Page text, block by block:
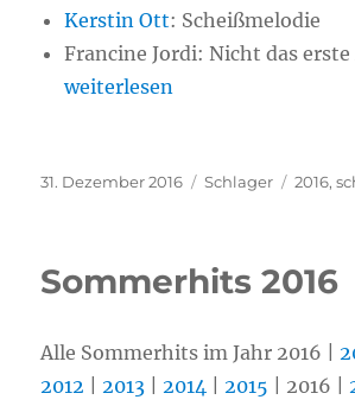
Kerstin Ott: Scheißmelodie
Francine Jordi: Nicht das
„Deutsche Schlager 2016“
weiterlesen
Veröffentlicht
31. Dezember 2016 Kategorien
Schlager 2016,
Sommerhits 2016
Alle Sommerhits im Jahr 2016 |
2012 |2013 |2014 |2015 | 2016 |